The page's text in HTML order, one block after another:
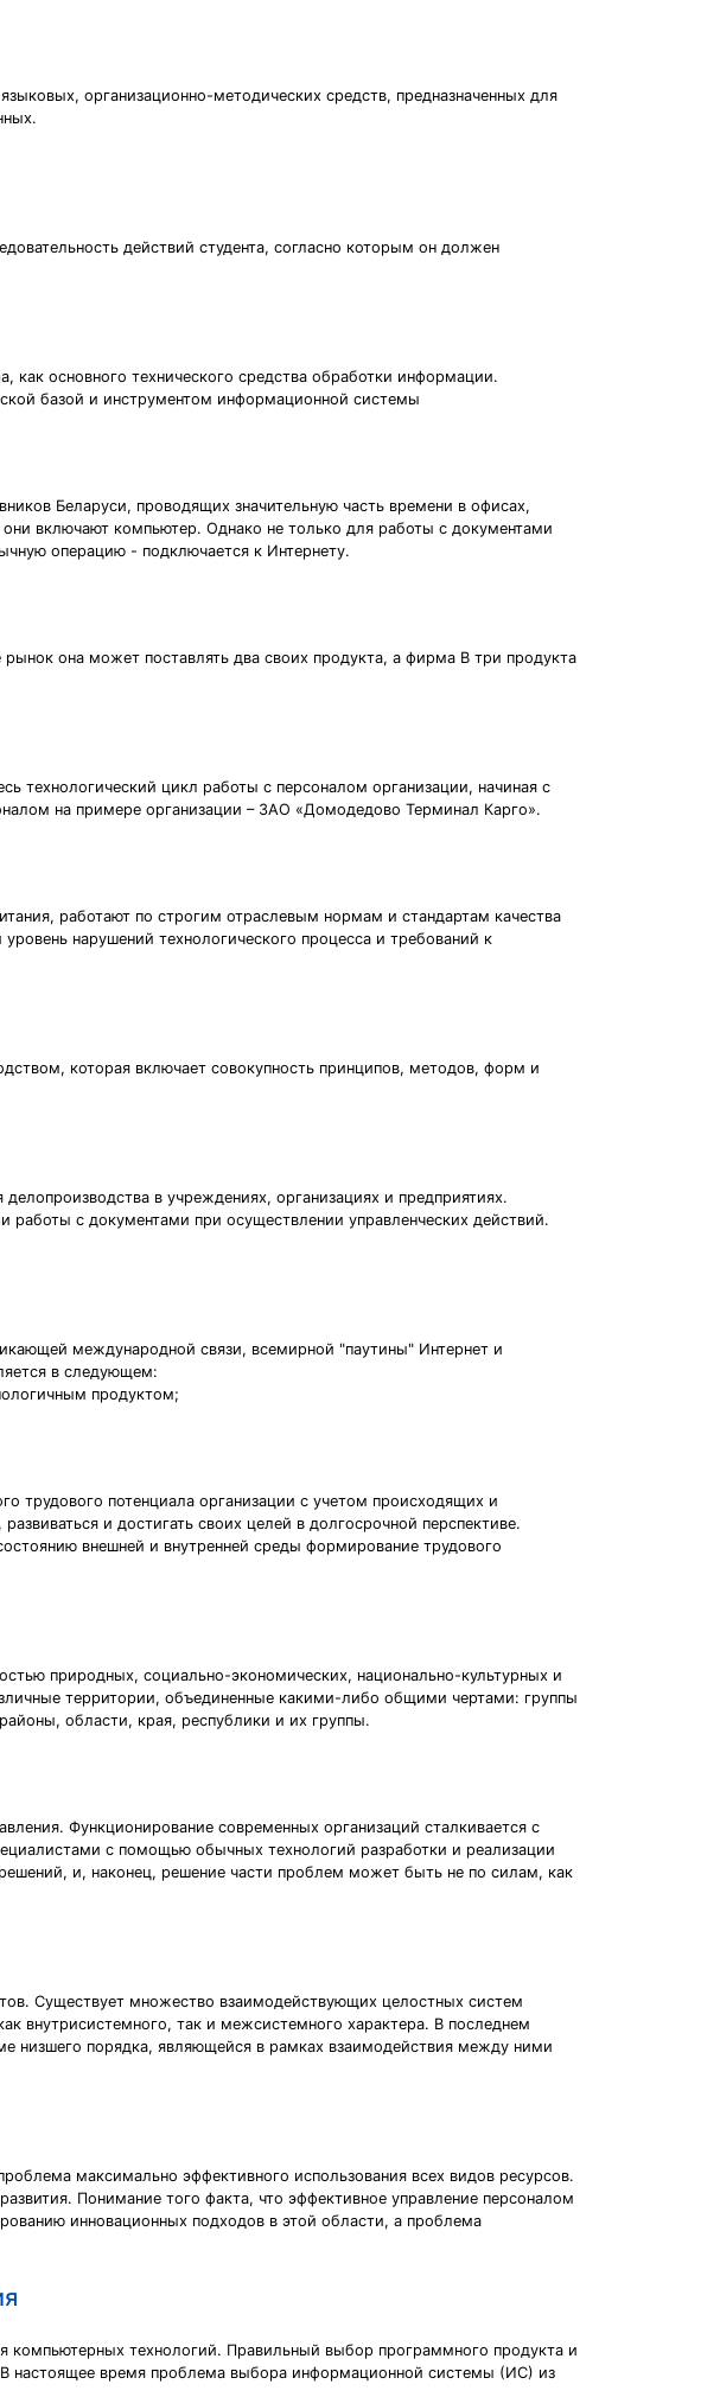
организационно-методических средств, предназначенных для
действий студента, согласно которым он должен
основного технического средства обработки информации.
базой и инструментом информационной системы
Беларуси, проводящих значительную часть времени в офисах,
включают компьютер. Однако не только для работы с документами
операцию - подключается к Интернету.
она может поставлять два своих продукта, а фирма В три продукта
технологический цикл работы с персоналом организации, начиная с
на примере организации – ЗАО «Домодедово Терминал Карго».
работают по строгим отраслевым нормам и стандартам качества
нарушений технологического процесса и требований к
которая включает совокупность принципов, методов, форм и
в учреждениях, организациях и предприятиях.
работы с документами при осуществлении управленческих действий.
международной связи, всемирной "паутины" Интернет и
в следующем:
продуктом;
трудового потенциала организации с учетом происходящих и
и достигать своих целей в долгосрочной перспективе.
внешней и внутренней среды формирование трудового
природных, социально-экономических, национально-культурных и
территории, объединенные какими-либо общими чертами: группы
области, края, республики и их группы.
Функционирование современных организаций сталкивается с
с помощью обычных технологий разработки и реализации
и, наконец, решение части проблем может быть не по силам, как
Существует множество взаимодействующих целостных систем
внутрисистемного, так и межсистемного характера. В последнем
низшего порядка, являющейся в рамках взаимодействия между ними
максимально эффективного использования всех видов ресурсов.
Понимание того факта, что эффективное управление персоналом
инновационных подходов в этой области, а проблема
компьютерных технологий. Правильный выбор программного продукта и
настоящее время проблема выбора информационной системы (ИС) из